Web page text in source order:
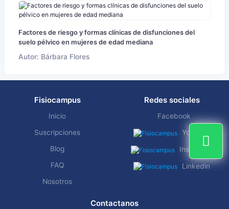
Factores de riesgo y formas clínicas de disfunciones del
suelo pélvico en mujeres de edad mediana
Autor: Bárbara Flores
Fisiocampus
Inicio
Suscripciones
Blog
FAQ
Nosotros
Redes sociales
Facebook
YouTube
Instagram
Linkedin
Contactanos